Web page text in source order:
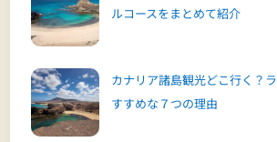
ルコースをまとめて紹介
カナリア諸島観光どこ行く？
すすめな７つの理由